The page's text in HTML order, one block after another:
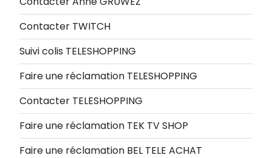
Contacter TWITCH
Suivi colis TELESHOPPING
Faire une réclamation TELESHOPPING
Contacter TELESHOPPING
Faire une réclamation TEK TV SHOP
Faire une réclamation BEL TELE ACHAT